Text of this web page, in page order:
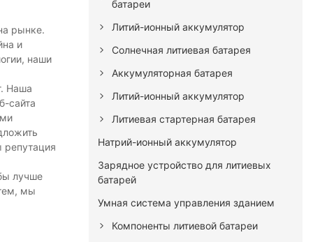
рынке.
и
наши
Наша
сайта
репутация
лучше
мы
батареи
Литий-ионный аккумулятор
Солнечная литиевая батарея
Аккумуляторная батарея
Литий-ионный аккумулятор
Литиевая стартерная батарея
Натрий-ионный аккумулятор
Зарядное устройство для литиевых
батарей
Умная система управления зданием
Компоненты литиевой батареи